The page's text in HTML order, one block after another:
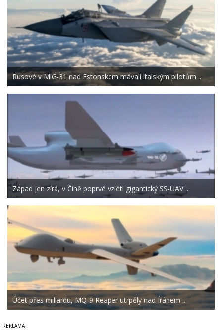
Rusové v MiG-31 nad Estonskem mávali italským pilotům ...
Západ jen zírá, v Číně poprvé vzlétl gigantický SS-UAV ...
Účet přes miliardu, MQ-9 Reaper utrpěly nad Íránem ...